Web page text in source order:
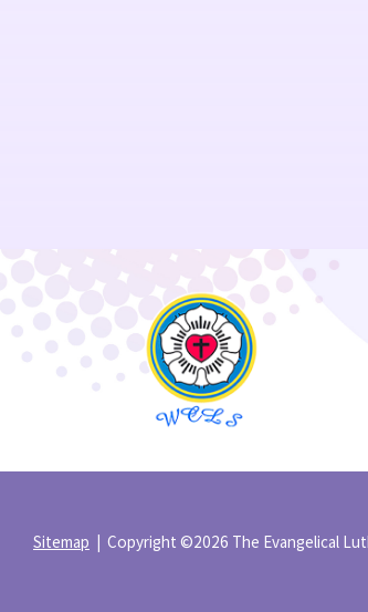
Sitemap | Copyright ©2026 The Evangelical